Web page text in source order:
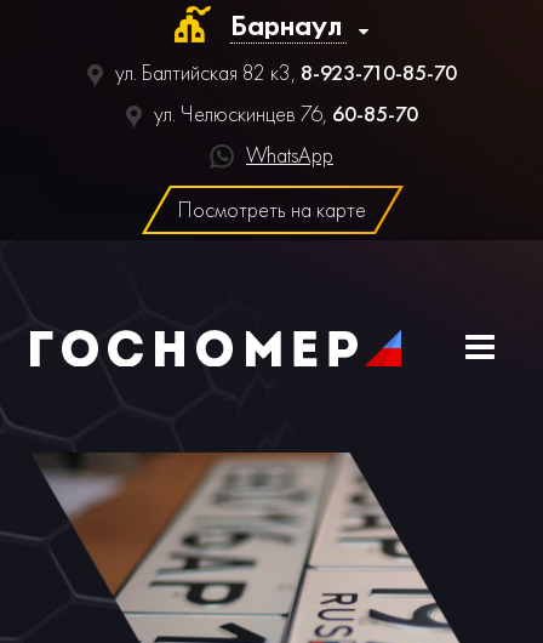
ул. Балтийская 82 к3, 8-923-710-85-70
ул. Челюскинцев 76, 60-85-70
WhatsApp
Посмотреть на карте